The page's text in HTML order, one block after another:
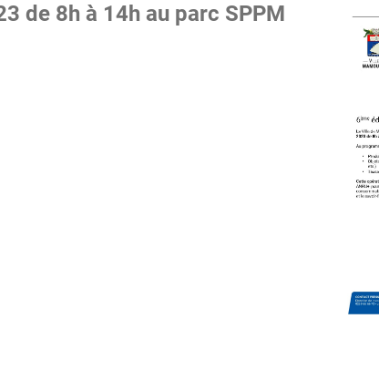
de 8h à 14h au parc SPPM